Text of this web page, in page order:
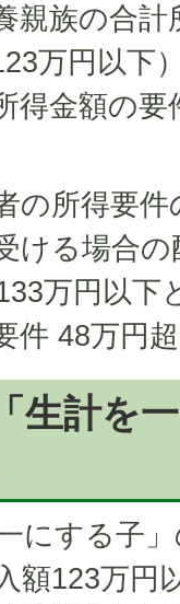
親族の合
万円以下
得金額の
の所得要
ける場合
万円以下
件 48万円
生計を
にする子
額123万円